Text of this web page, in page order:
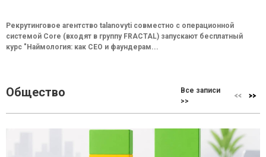
Рекрутинговое агентство talanovyti совместно с операционной
системой Core (входят в группу FRACTAL) запускают бесплатный
курс "Наймология: как СEO и фаундерам...
Общество
Все записи
>>